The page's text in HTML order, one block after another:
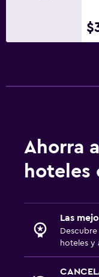
Ahorra
hoteles
Las
hoteles y